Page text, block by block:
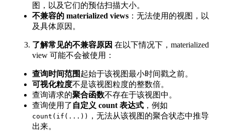
图，以及它们的预估扫描大小。
不兼容的 materialized views ：无法使用的视图，以
及具体原因。
了解常见的不兼容原因 在以下情况下，materialized
view 可能不会被使用：
查询时间范围 起始于该视图最小时间戳之前。
可视化粒度不是该视图粒度的整数倍。
查询请求的聚合函数不存在于该视图中。
查询使用了 自定义 count 表达式 ，例如
count(if(...))
，无法从该视图的聚合状态中推导
出来。